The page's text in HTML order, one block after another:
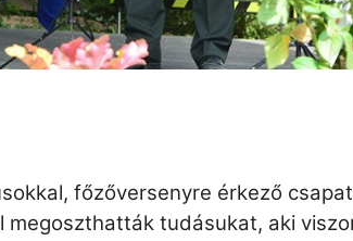
főzőversenyre érkező
tudásukat, aki